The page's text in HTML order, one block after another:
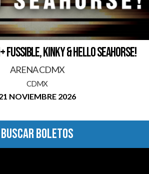
FUSSIBLE, KINKY & HELLO SEAHORSE!
ARENA CDMX
CDMX
NOVIEMBRE 2026
BUSCAR BOLETOS